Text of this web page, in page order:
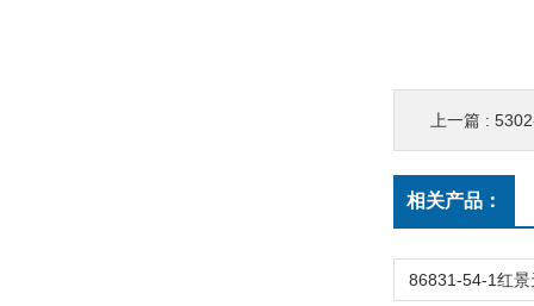
上一篇 :
相关产品：